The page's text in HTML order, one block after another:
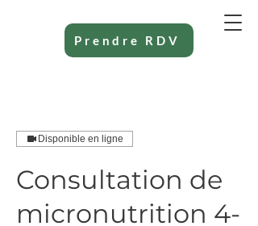
Prendre RDV
Disponible en ligne
Consultation de
micronutrition 4-